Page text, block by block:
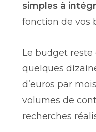
simples à
fonction de vos
Le budget
quelques
d’euros par
volumes de
recherches